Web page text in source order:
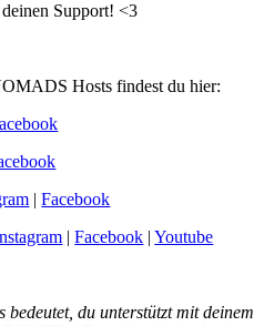
Support! <3
Hosts findest du hier:
|Facebook
|Facebook |Youtube
du unterstützt mit deinem